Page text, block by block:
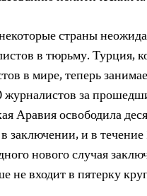
страны
в тюрьму. Турция,
в мире, теперь
за
Аравия освободила
заключении, и в
нового случая
не входит в пятерку